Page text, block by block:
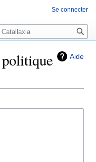
Aide
Se connecter